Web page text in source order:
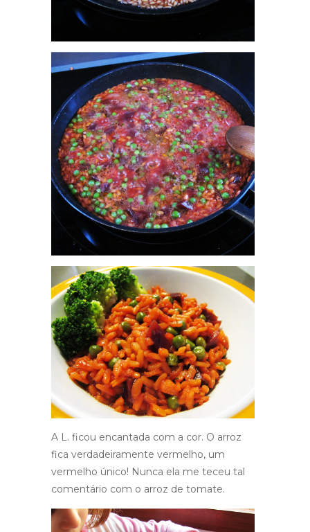
A L. ficou encantada com a cor. O arroz
fica verdadeiramente vermelho, um
vermelho único! Nunca ela me teceu tal
comentário com o arroz de tomate.